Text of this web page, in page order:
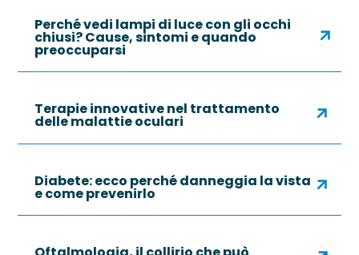
Perché vedi lampi di luce con gli occhi
chiusi? Cause, sintomi e quando
preoccuparsi
Terapie innovative nel trattamento
delle malattie oculari
Diabete: ecco perché danneggia la vista
e come prevenirlo